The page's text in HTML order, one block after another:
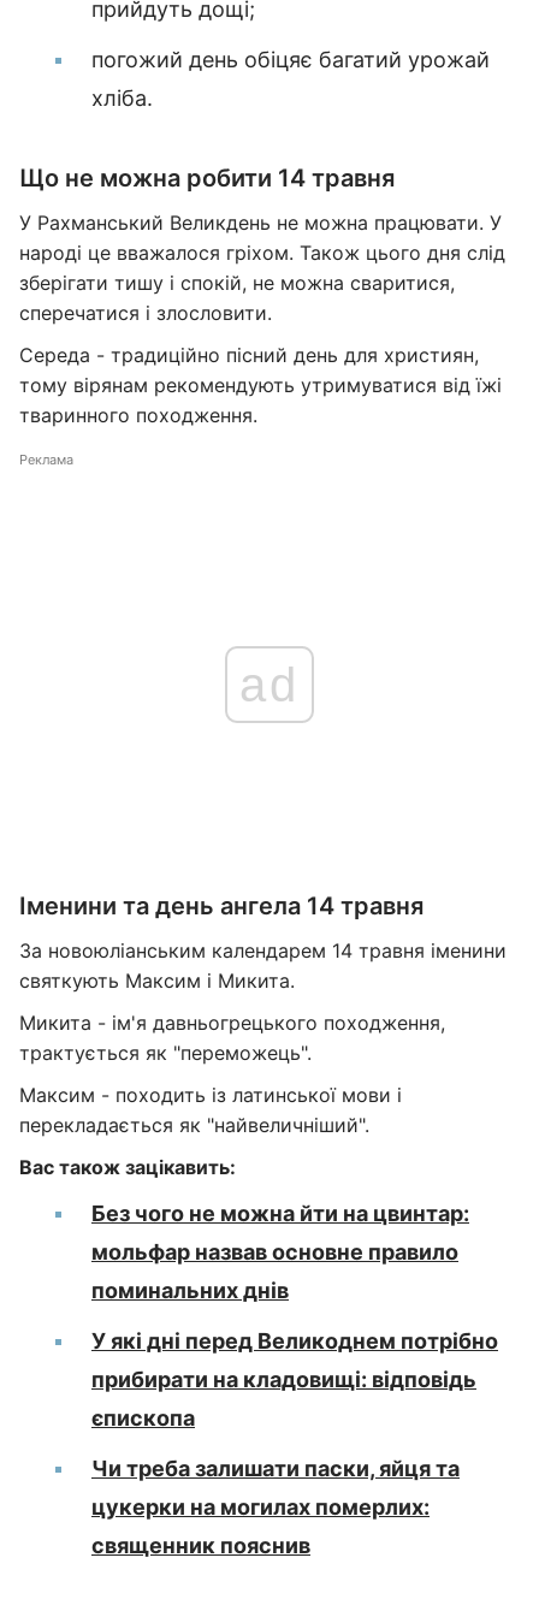
прийдуть дощі;
погожий день обіцяє багатий урожай
хліба.
Що не можна робити 14 травня
У Рахманський Великдень не можна працювати. У
народі це вважалося гріхом. Також цього дня слід
зберігати тишу і спокій, не можна сваритися,
сперечатися і злословити.
Середа - традиційно пісний день для християн,
тому вірянам рекомендують утримуватися від їжі
тваринного походження.
Реклама
ad
Іменини та день ангела 14 травня
За новоюліанським календарем 14 травня іменини
святкують Максим і Микита.
Микита - ім'я давньогрецького походження,
трактується як "переможець".
Максим - походить із латинської мови і
перекладається як "найвеличніший".
Вас також зацікавить:
Без чого не можна йти на цвинтар:
мольфар назвав основне правило
поминальних днів
У які дні перед Великоднем потрібно
прибирати на кладовищі: відповідь
єпископа
Чи треба залишати паски, яйця та
цукерки на могилах померлих:
священник пояснив